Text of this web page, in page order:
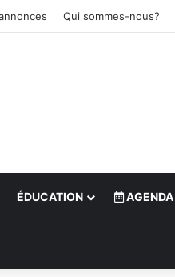
Qui sommes-nous?
ÉDUCATION AGENDA
latérale)